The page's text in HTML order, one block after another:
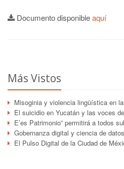
Documento disponibleaquí
Más Vistos
Misoginia y violencia lingüística en
El suicidio en Yucatán y las voces
E’es Patrimonio” permitirá a todos
Gobernanza digital y ciencia de
El Pulso Digital de la Ciudad de